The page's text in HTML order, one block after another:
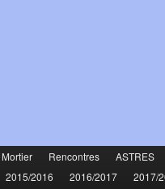
Rencontres ASTRES
2015/2016 2016/2017 2017/